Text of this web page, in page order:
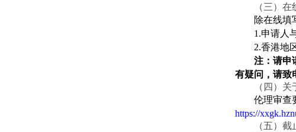
（三）
除在线填
1.申请人
2.香港地
注：请申
有疑问，请致
（四）
伦理审查
https://
（五）截